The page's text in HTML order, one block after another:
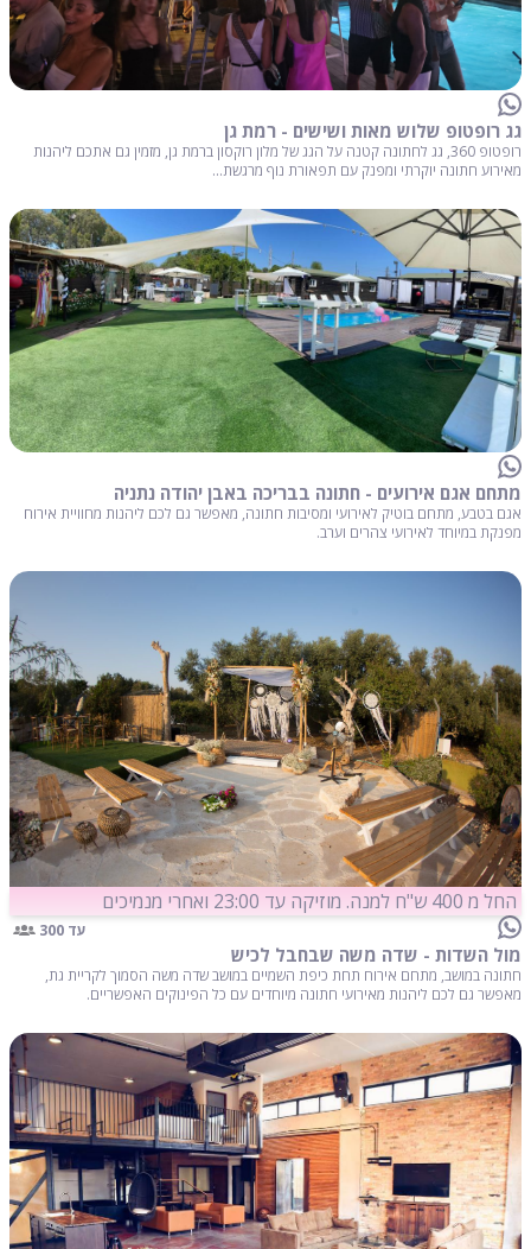
גג רופטופ שלוש מאות ושישים - רמת גן
רופטופ 360, גג לחתונה קטנה על הגג של מלון רוקסון ברמת גן, מזמין גם אתכם ליהנות
מאירוע חתונה יוקרתי ומפנק עם תפאורת נוף מרגשת...
מתחם אגם אירועים - חתונה בבריכה באבן יהודה נתניה
אגם בטבע, מתחם בוטיק לאירועי ומסיבות חתונה, מאפשר גם לכם ליהנות מחוויית אירוח
מפנקת במיוחד לאירועי צהרים וערב.
החל מ 400 ש"ח למנה. מוזיקה עד 23:00 ואחרי מנמיכים
עד 300
מול השדות - שדה משה שבחבל לכיש
חתונה במושב, מתחם אירוח תחת כיפת השמיים במושב שדה משה הסמוך לקריית גת,
מאפשר גם לכם ליהנות מאירועי חתונה מיוחדים עם כל הפינוקים האפשריים.